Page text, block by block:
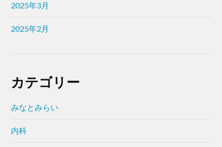
2025年3月
2025年2月
カテゴリー
みなとみらい
内科